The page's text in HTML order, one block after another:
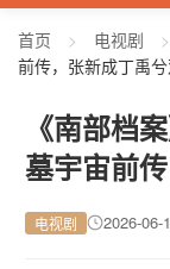
首页 > 电视剧 >
前传，张新成丁禹兮
《南部档
墓宇宙前
手！
电视剧 2026-06-